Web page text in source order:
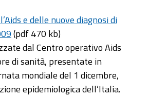
e delle nuove diagnosi di
(pdf 470 kb)
dal Centro operativo Aids
di sanità, presentate in
mondiale del 1 dicembre,
epidemiologica dell’Italia.